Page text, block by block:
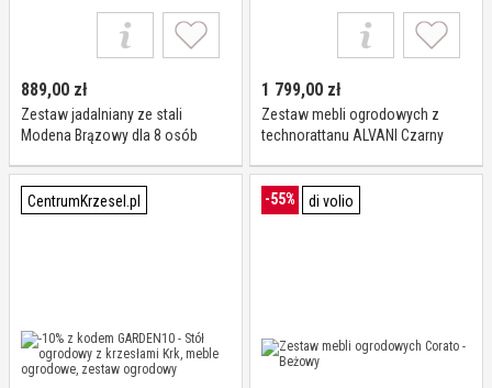
889,00 zł
Zestaw jadalniany ze stali
Modena Brązowy dla 8 osób
1 799,00 zł
Zestaw mebli ogrodowych z
technorattanu ALVANI Czarny
CentrumKrzesel.pl -55% di volio